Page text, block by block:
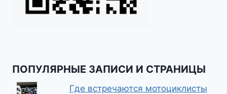
ПОПУЛЯРНЫЕ ЗАПИСИ И СТРАНИЦЫ
Где встречаются мотоциклисты